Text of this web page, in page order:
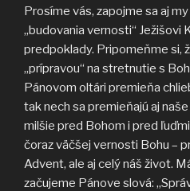
Prosíme vás, zapojme sa aj
„budovania vernosti“ Ježišovi
predpoklady. Pripomeňme si,
„prípravou“ na stretnutie s
Pánovom oltári premieňa
tak nech sa premieňajú aj
milšie pred Bohom i pred
čoraz väčšej vernosti Bohu –
Advent, ale aj celý náš život.
začujeme Pánove slová: